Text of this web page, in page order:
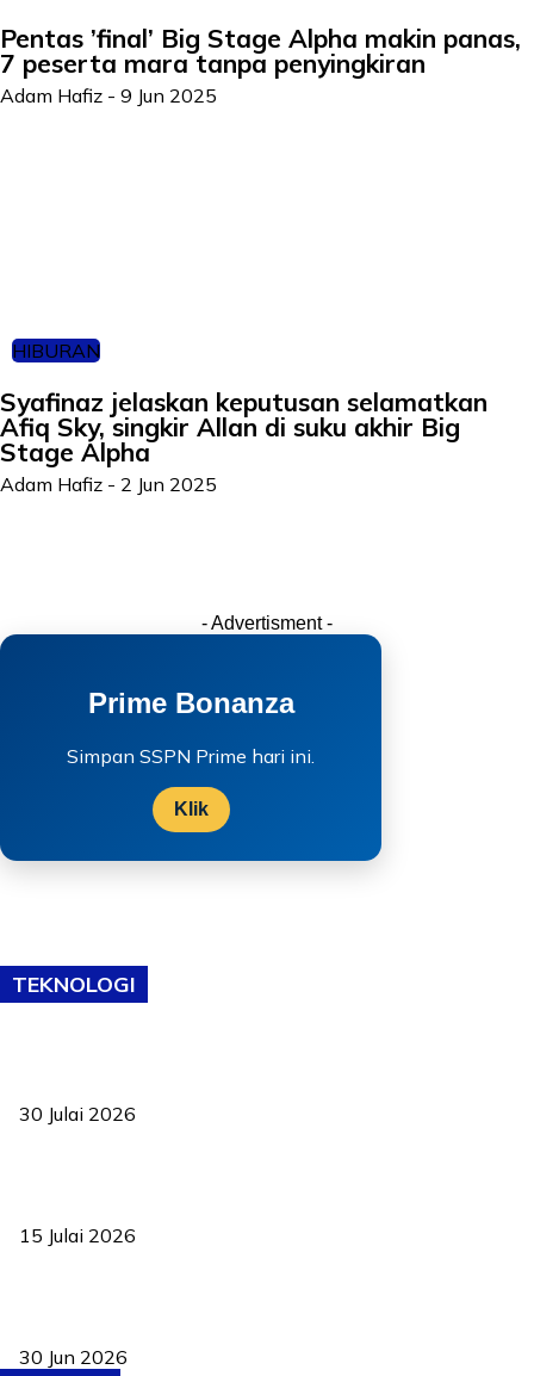
Pentas ’final’ Big Stage Alpha makin panas,
7 peserta mara tanpa penyingkiran
Adam Hafiz - 9 Jun 2025
HIBURAN
Syafinaz jelaskan keputusan selamatkan
Afiq Sky, singkir Allan di suku akhir Big
Stage Alpha
Adam Hafiz - 2 Jun 2025
- Advertisment -
Prime Bonanza
Simpan SSPN Prime hari ini.
Klik
TEKNOLOGI
30 Julai 2026
15 Julai 2026
30 Jun 2026